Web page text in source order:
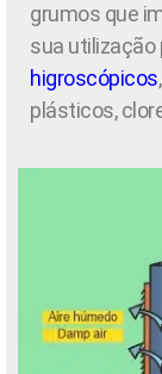
grumos que
sua utilização
higroscópicos
plásticos,